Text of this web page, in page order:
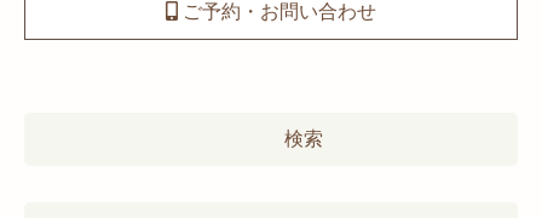
ご予約・お問い合わせ